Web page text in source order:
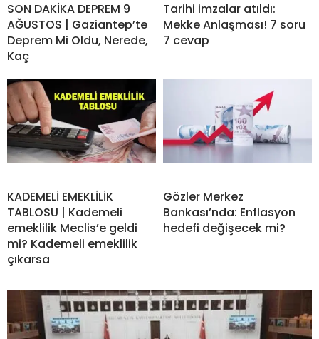
SON DAKİKA DEPREM 9
AĞUSTOS | Gaziantep’te
Deprem Mi Oldu, Nerede,
Kaç
Tarihi imzalar atıldı:
Mekke Anlaşması! 7 soru
7 cevap
KADEMELİ EMEKLİLİK
TABLOSU | Kademeli
emeklilik Meclis’e geldi
mi? Kademeli emeklilik
çıkarsa
Gözler Merkez
Bankası’nda: Enflasyon
hedefi değişecek mi?